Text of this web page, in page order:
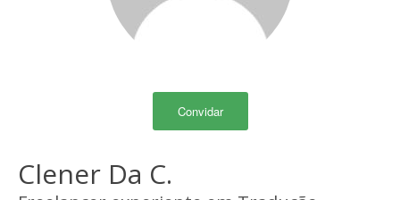
Convidar
Clener Da C.